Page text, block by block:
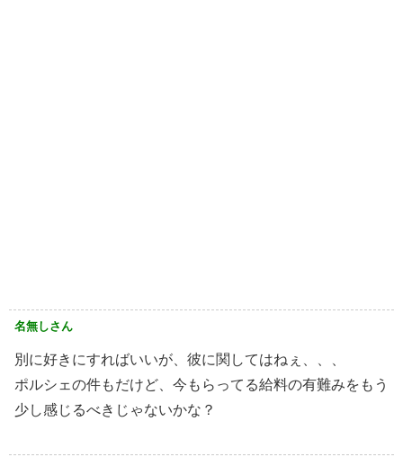
名無しさん
別に好きにすればいいが、彼に関してはねぇ、、、
ポルシェの件もだけど、今もらってる給料の有難みをもう
少し感じるべきじゃないかな？